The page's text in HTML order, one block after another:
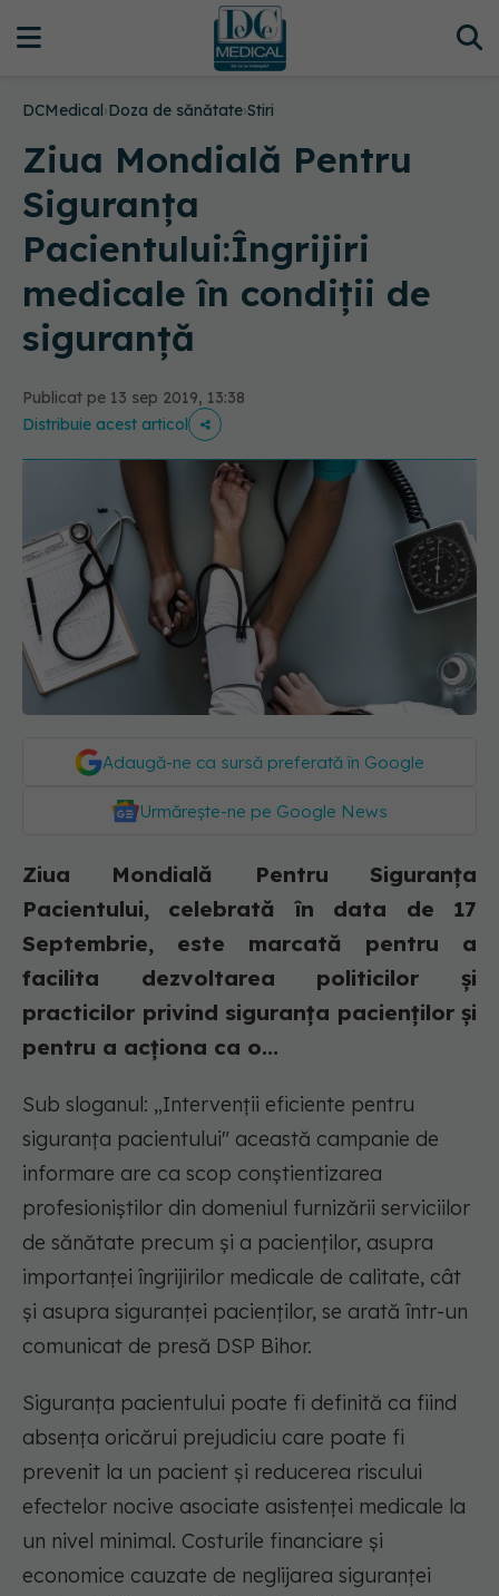
DCMedical›Doza de sănătate›Stiri
Ziua Mondială Pentru
Siguranța
Pacientului:Îngrijiri
medicale în condiții de
siguranță
Publicat pe 13 sep 2019, 13:38
Distribuie acest articol
Adaugă-ne ca sursă preferată în Google
Urmărește-ne pe Google News
Ziua Mondială Pentru Siguranța
Pacientului, celebrată în data de 17
Septembrie, este marcată pentru a
facilita dezvoltarea politicilor și
practicilor privind siguranța pacienților și
pentru a acționa ca o...
Sub sloganul: „Intervenții eficiente pentru
siguranța pacientului" această campanie de
informare are ca scop conștientizarea
profesioniștilor din domeniul furnizării serviciilor
de sănătate precum și a pacienților, asupra
importanței îngrijirilor medicale de calitate, cât
și asupra siguranței pacienților, se arată într-un
comunicat de presă DSP Bihor.
Siguranța pacientului poate fi definită ca fiind
absența oricărui prejudiciu care poate fi
prevenit la un pacient și reducerea riscului
efectelor nocive asociate asistenței medicale la
un nivel minimal. Costurile financiare și
economice cauzate de neglijarea siguranței